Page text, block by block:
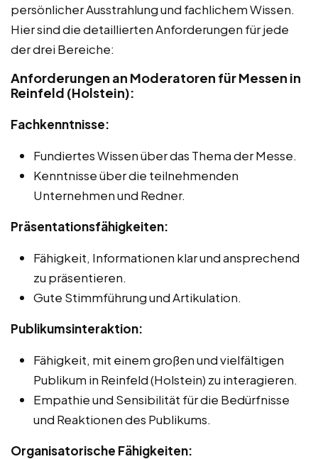
persönlicher Ausstrahlung und fachlichem Wissen.
Hier sind die detaillierten Anforderungen für jede
der drei Bereiche:
Anforderungen an Moderatoren für Messen in
Reinfeld (Holstein):
Fachkenntnisse:
Fundiertes Wissen über das Thema der Messe.
Kenntnisse über die teilnehmenden
Unternehmen und Redner.
Präsentationsfähigkeiten:
Fähigkeit, Informationen klar und ansprechend
zu präsentieren.
Gute Stimmführung und Artikulation.
Publikumsinteraktion:
Fähigkeit, mit einem großen und vielfältigen
Publikum in Reinfeld (Holstein) zu interagieren.
Empathie und Sensibilität für die Bedürfnisse
und Reaktionen des Publikums.
Organisatorische Fähigkeiten: